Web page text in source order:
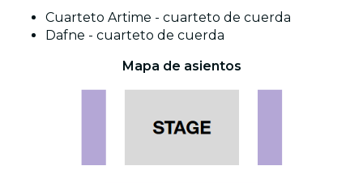
Cuarteto Artime - cuarteto de cuerda
Dafne - cuarteto de cuerda
Mapa de asientos